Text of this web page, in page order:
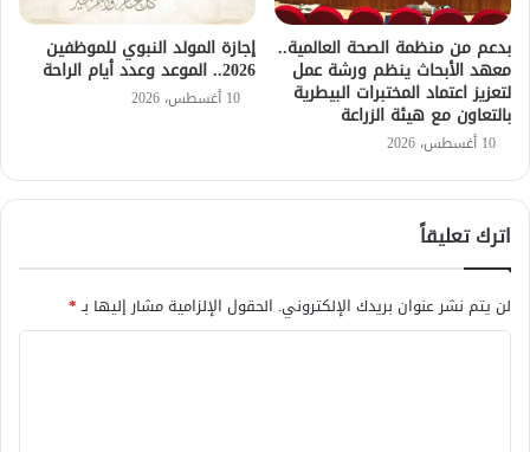
بدعم من منظمة الصحة العالمية..
معهد الأبحاث ينظم ورشة عمل
لتعزيز اعتماد المختبرات البيطرية
بالتعاون مع هيئة الزراعة
10 أغسطس، 2026
إجازة المولد النبوي للموظفين
2026.. الموعد وعدد أيام الراحة
10 أغسطس، 2026
اترك تعليقاً
لن يتم نشر عنوان بريدك الإلكتروني. الحقول الإلزامية مشار إليها بـ*